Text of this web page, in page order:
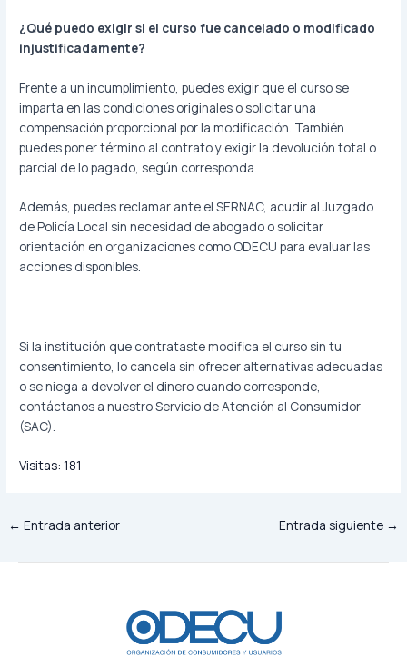
¿Qué puedo exigir si el curso fue cancelado o modificado
injustificadamente?
Frente a un incumplimiento, puedes exigir que el curso se
imparta en las condiciones originales o solicitar una
compensación proporcional por la modificación. También
puedes poner término al contrato y exigir la devolución total o
parcial de lo pagado, según corresponda.
Además, puedes reclamar ante el SERNAC, acudir al Juzgado
de Policía Local sin necesidad de abogado o solicitar
orientación en organizaciones como ODECU para evaluar las
acciones disponibles.
Si la institución que contrataste modifica el curso sin tu
consentimiento, lo cancela sin ofrecer alternativas adecuadas
o se niega a devolver el dinero cuando corresponde,
contáctanos a nuestro Servicio de Atención al Consumidor
(SAC).
Visitas: 181
← Entrada anterior Entrada siguiente →